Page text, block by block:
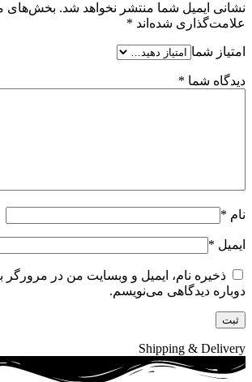
نشانی ایمیل شما منتشر نخواهد شد. بخش‌های
علامت‌گذاری شده‌اند *
امتیاز شما
دیدگاه شما *
نام *
ایمیل *
ذخیره نام، ایمیل و وبسایت من در مرورگر
دوباره دیدگاهی می‌نویسم.
Shipping & Delivery